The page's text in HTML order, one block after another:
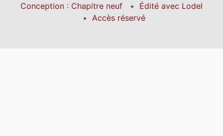
Conception : Chapitre neuf
Édité avec Lodel
Accès réservé